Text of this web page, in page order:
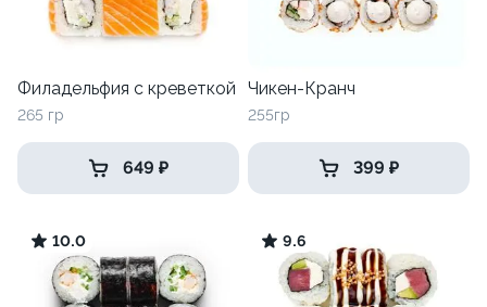
Филадельфия с креветкой
265 гр
649 ₽
Чикен-Кранч
255гр
399 ₽
10.0 9.6